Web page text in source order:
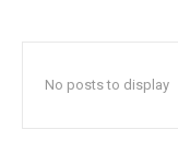
No posts to display